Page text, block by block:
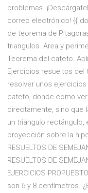
problemas.
correo electrónico! {{
de teorema de
triangulos. Area y
Teorema del cateto.
Ejercicios resueltos
resolver unos
cateto, donde como
directamente, sino que
un triángulo rectángulo,
proyección sobre la
RESUELTOS DE
RESUELTOS DE
EJERCICIOS
son 6 y 8 centímetros.